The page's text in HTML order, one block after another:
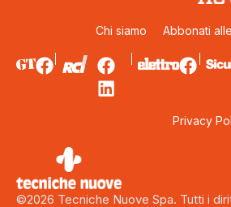
Chi siamo Abbonati
Privacy
©2026 Tecniche Nuove Spa. Tutti i